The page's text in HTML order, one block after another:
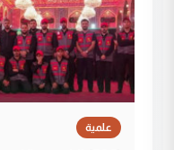
علمية